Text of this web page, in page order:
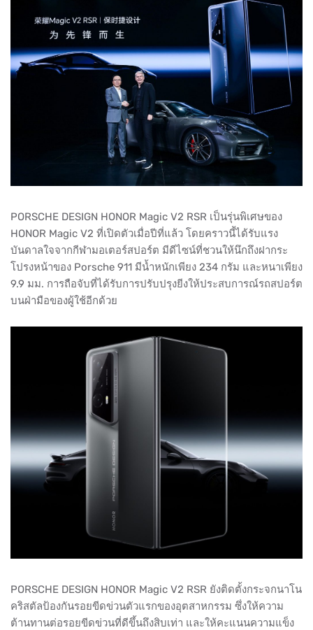
PORSCHE DESIGN HONOR Magic V2 RSR เป็นรุ่นพิเศษของ
HONOR Magic V2 ที่เปิดตัวเมื่อปีที่แล้ว โดยคราวนี้ได้รับแรง
บันดาลใจจากกีฬามอเตอร์สปอร์ต มีดีไซน์ที่ชวนให้นึกถึงฝากระ
โปรงหน้าของ Porsche 911 มีน้ำหนักเพียง 234 กรัม และหนาเพียง
9.9 มม. การถือจับที่ได้รับการปรับปรุงยีงให้ประสบการณ์รถสปอร์ต
บนฝ่ามือของผู้ใช้อีกด้วย
PORSCHE DESIGN HONOR Magic V2 RSR ยังติดตั้งกระจกนาโน
คริสตัลป้องกันรอยขีดข่วนตัวแรกของอุตสาหกรรม ซึ่งให้ความ
ต้านทานต่อรอยขีดข่วนที่ดีขึ้นถึงสิบเท่า และให้คะแนนความแข็ง